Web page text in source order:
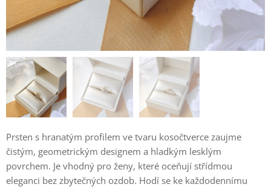
Prsten s hranatým profilem ve tvaru kosočtverce zaujme
čistým, geometrickým designem a hladkým lesklým
povrchem. Je vhodný pro ženy, které oceňují střídmou
eleganci bez zbytečných ozdob. Hodí se ke každodennímu